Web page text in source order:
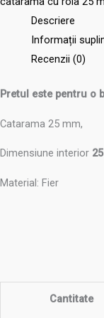
Descriere
Informații
Recenzii (0)
Pretul este pentru o
Catarama 25 mm,
Dimensiune interior
Material: Fier
Cantitate